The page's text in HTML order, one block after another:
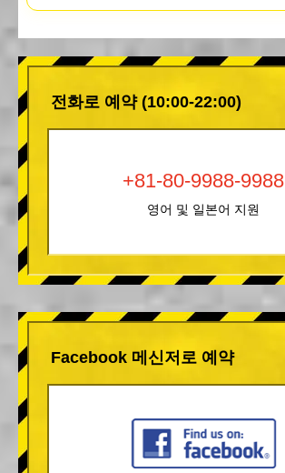
전화로 예약 (10:00-22:00)
+81-80-9988-9988
영어 및 일본어 지원
Facebook 메신저로 예약